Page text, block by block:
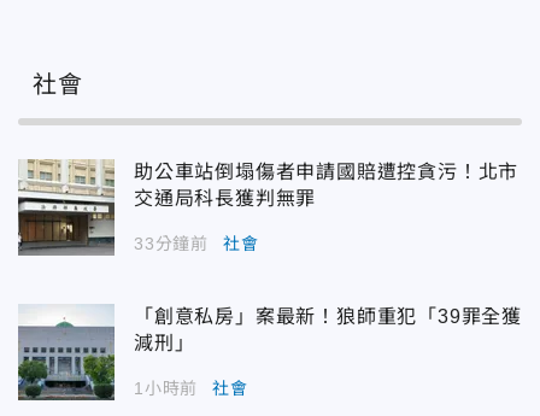
社會
助公車站倒塌傷者申請國賠遭控貪污！北市
交通局科長獲判無罪
33分鐘前 社會
「創意私房」案最新！狼師重犯「39罪全獲
減刑」
1小時前 社會